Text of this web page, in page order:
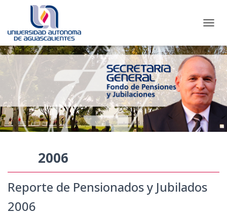
2006
Reporte de Pensionados y Jubilados
2006